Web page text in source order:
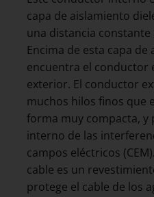
capa de aislamiento
una distancia
Encima de esta capa de
encuentra el conductor
exterior. El conductor
muchos hilos finos que
forma muy compacta,
interno de las
campos eléctricos
cable es un
protege el cable de los